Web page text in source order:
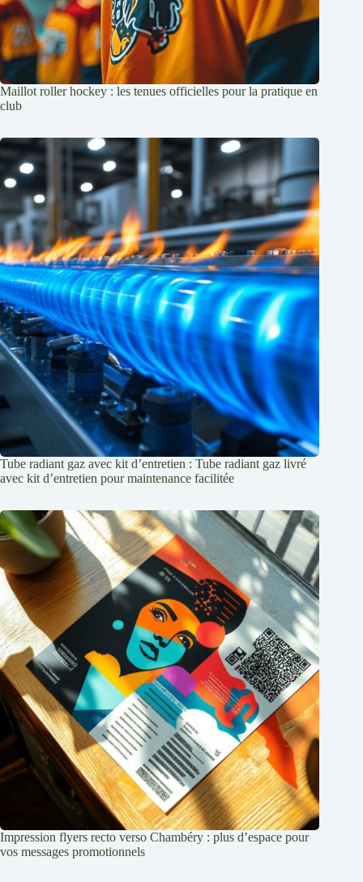
Maillot roller hockey : les tenues officielles pour la pratique en
club
Tube radiant gaz avec kit d’entretien : Tube radiant gaz livré
avec kit d’entretien pour maintenance facilitée
Impression flyers recto verso Chambéry : plus d’espace pour
vos messages promotionnels